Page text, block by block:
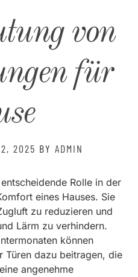
von
für
2025 BY ADMIN
Rolle in der
eines Hauses. Sie
zu reduzieren und
Lärm zu verhindern.
können
Türen dazu beitragen, die
angenehme